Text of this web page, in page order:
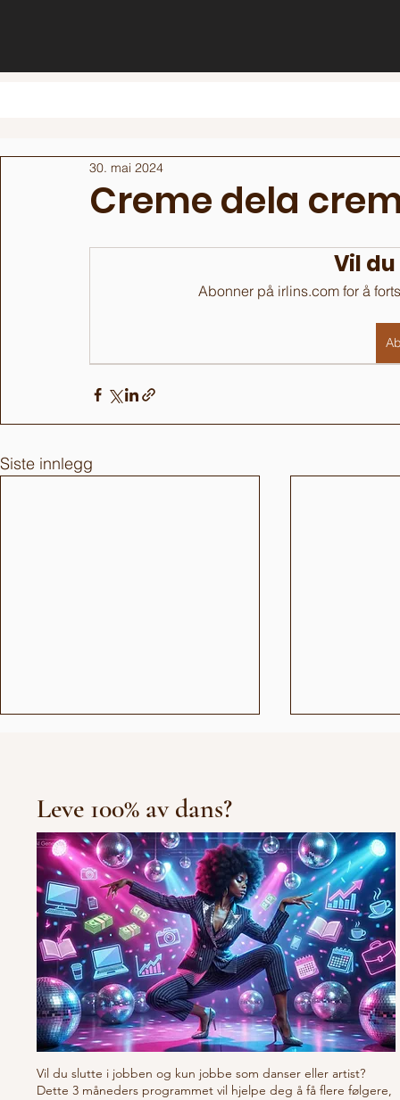
Creme dela
30. mai 2024
Vil
Abonner på irlins.com for å
Siste innlegg
Fresh new set choreo
10/10/10
Leve 100% av dans?
Vil du slutte i jobben og kun jobbe som danser eller artist?
Dette 3 måneders programmet vil hjelpe deg å få flere følgere,